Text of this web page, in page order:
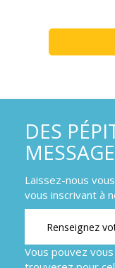
DES
Laissez-nous
vous inscrivant à
Vous pouvez